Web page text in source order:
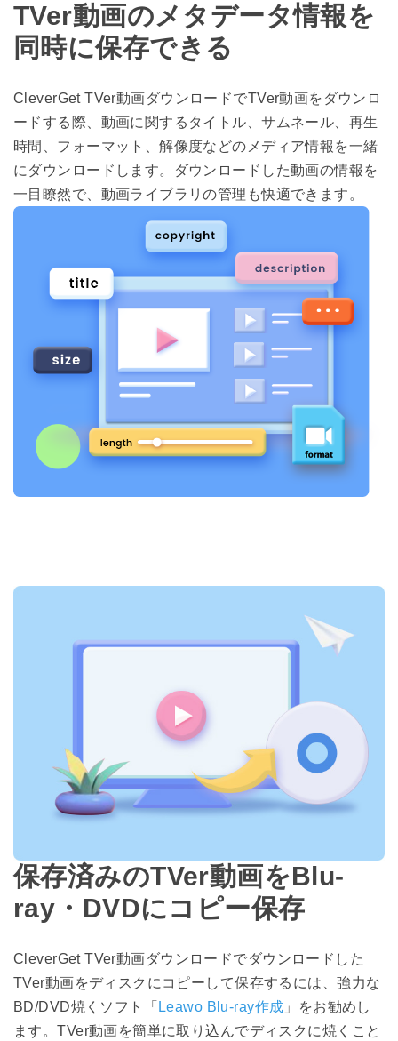
TVer動画のメタデータ情報を
同時に保存できる
CleverGet TVer動画ダウンロードでTVer動画をダウンロ
ードする際、動画に関するタイトル、サムネール、再生
時間、フォーマット、解像度などのメディア情報を一緒
にダウンロードします。ダウンロードした動画の情報を
一目瞭然で、動画ライブラリの管理も快適できます。
保存済みのTVer動画をBlu-
ray・DVDにコピー保存
CleverGet TVer動画ダウンロードでダウンロードした
TVer動画をディスクにコピーして保存するには、強力な
BD/DVD焼くソフト「 Leawo Blu-ray作成 」をお勧めし
ます。TVer動画を簡単に取り込んでディスクに焼くこと